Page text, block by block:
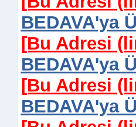
BEDAVA'ya
[Bu Adresi
BEDAVA'ya
[Bu Adresi
BEDAVA'ya